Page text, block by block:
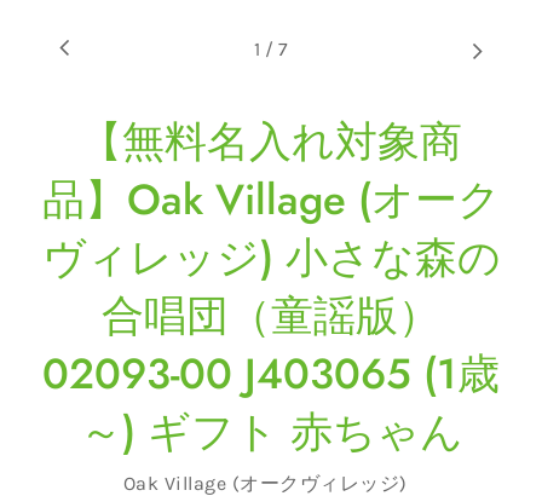
1 / 7
【無料名入れ対象商
品】Oak Village (オーク
ヴィレッジ) 小さな森の
合唱団（童謡版）
02093-00 J403065 (1歳
～) ギフト 赤ちゃん
販
Oak Village (オークヴィレッジ)